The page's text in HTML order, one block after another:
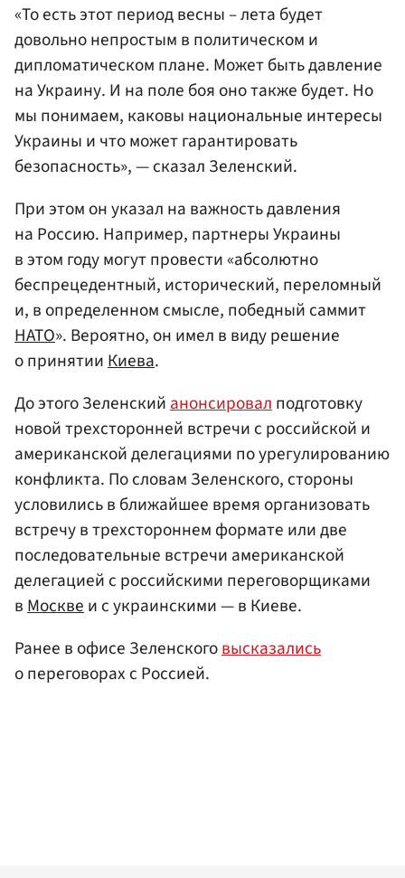
«То есть этот период весны – лета будет
довольно непростым в политическом и
дипломатическом плане. Может быть давление
на Украину. И на поле боя оно также будет. Но
мы понимаем, каковы национальные интересы
Украины и что может гарантировать
безопасность», — сказал Зеленский.
При этом он указал на важность давления
на Россию. Например, партнеры Украины
в этом году могут провести «абсолютно
беспрецедентный, исторический, переломный
и, в определенном смысле, победный саммит
НАТО». Вероятно, он имел в виду решение
о принятииКиева.
До этого Зеленскийанонсировалподготовку
новой трехсторонней встречи с российской и
американской делегациями по урегулированию
конфликта. По словам Зеленского, стороны
условились в ближайшее время организовать
встречу в трехстороннем формате или две
последовательные встречи американской
делегацией с российскими переговорщиками
вМосквеи с украинскими — в Киеве.
Ранее в офисе Зеленскоговысказались
о переговорах с Россией.